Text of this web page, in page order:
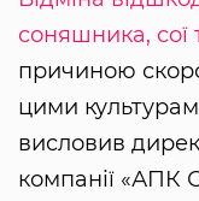
соняшника, сої
причиною
цими
висловив
компанії «АПК